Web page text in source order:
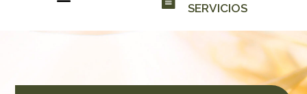
SERVICIOS